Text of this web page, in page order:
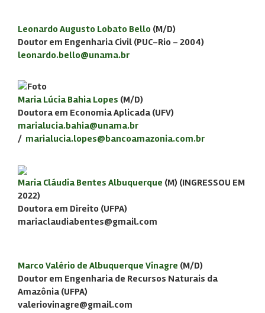
Leonardo Augusto Lobato Bello (M/D)
Doutor em Engenharia Civil (PUC-Rio - 2004)
leonardo.bello@unama.br
Maria Lúcia Bahia Lopes (M/D)
Doutora em Economia Aplicada (UFV)
marialucia.bahia@unama.br
/ marialucia.lopes@bancoamazonia.com.br
Maria Cláudia Bentes Albuquerque (M) (INGRESSOU EM
2022)
Doutora em Direito (UFPA)
mariaclaudiabentes@gmail.com
Marco Valério de Albuquerque Vinagre (M/D)
Doutor em Engenharia de Recursos Naturais da
Amazônia (UFPA)
valeriovinagre@gmail.com